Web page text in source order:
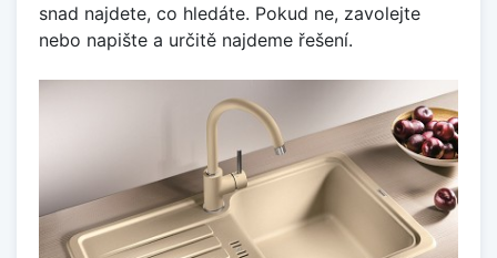
snad najdete, co hledáte. Pokud ne, zavolejte
nebo napište a určitě najdeme řešení.